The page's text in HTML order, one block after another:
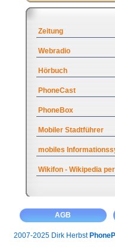
Zeitung
Webradio
Hörbuch
PhoneCast
PhoneBox
Mobiler Stadtführer
mobiles
Wikifon - Wikipedia
AGB
2007-2025 Dirk Herbst